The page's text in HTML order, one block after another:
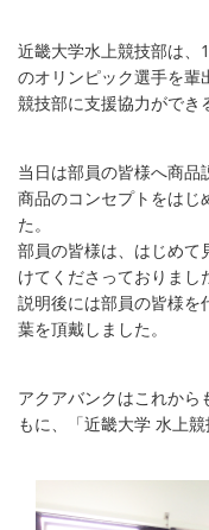
近畿大学水上競技部は、
のオリンピック選手を輩
競技部に支援協力ができ
当日は部員の皆様へ商品
商品のコンセプトをはじ
た。
部員の皆様は、はじめて
けてくださっておりまし
説明後には部員の皆様を
葉を頂戴しました。
アクアバンクはこれから
もに、「近畿大学 水上